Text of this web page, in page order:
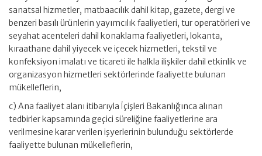
sanatsal hizmetler, matbaacılık dahil kitap, gazete, dergi ve
benzeri basılı ürünlerin yayımcılık faaliyetleri, tur operatörleri ve
seyahat acenteleri dahil konaklama faaliyetleri, lokanta,
kıraathane dahil yiyecek ve içecek hizmetleri, tekstil ve
konfeksiyon imalatı ve ticareti ile halkla ilişkiler dahil etkinlik ve
organizasyon hizmetleri sektörlerinde faaliyette bulunan
mükelleflerin,
c) Ana faaliyet alanı itibarıyla İçişleri Bakanlığınca alınan
tedbirler kapsamında geçici süreliğine faaliyetlerine ara
verilmesine karar verilen işyerlerinin bulunduğu sektörlerde
faaliyette bulunan mükelleflerin,